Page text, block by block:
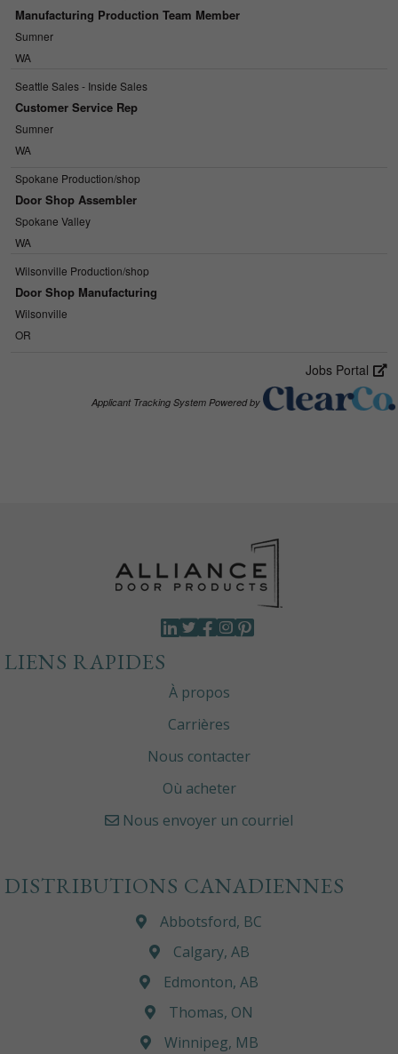
LIENS RAPIDES
À propos
Carrières
Nous contacter
Où acheter
Nous envoyer un courriel
DISTRIBUTIONS CANADIENNES
Abbotsford, BC
Calgary, AB
Edmonton, AB
Thomas, ON
Winnipeg, MB